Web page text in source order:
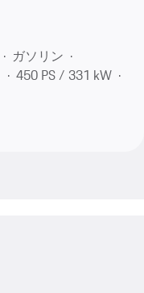
ガソリン
450 PS / 331 kW